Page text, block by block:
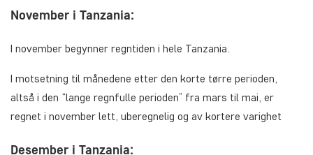
November i Tanzania:
I november begynner regntiden i hele Tanzania.
I motsetning til månedene etter den korte tørre perioden,
altså i den “lange regnfulle perioden” fra mars til mai, er
regnet i november lett, uberegnelig og av kortere varighet
Desember i Tanzania: